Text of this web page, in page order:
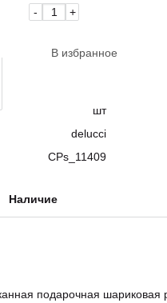
-
+
В избранное
шт
delucci
CPs_11409
Наличие
подарочная шариковая